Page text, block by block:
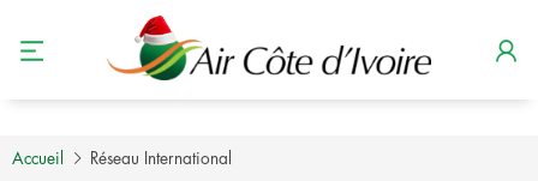
Accueil Réseau International